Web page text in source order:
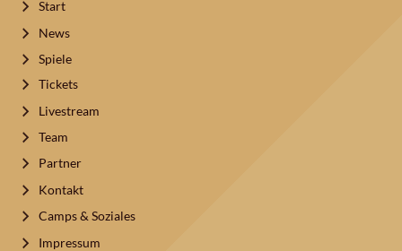
Start
News
Spiele
Tickets
Livestream
Team
Partner
Kontakt
Camps & Soziales
Impressum